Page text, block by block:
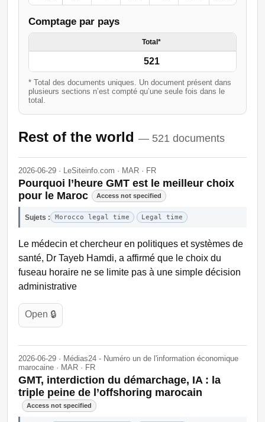
Comptage par pays
Total*
521
* Total des documents uniques. Un document présent dans
plusieurs sections n’est compté qu’une seule fois dans le
total.
Rest of the world — 521 documents
2026-06-29 · LeSiteinfo.com · MAR · FR
Pourquoi l’heure GMT est le meilleur choix
pour le Maroc
Access not specified
Sujets : Morocco legal time Legal time
Le médecin et chercheur en politiques et systèmes de
santé, Dr Tayeb Hamdi, a affirmé que le choix du
fuseau horaire ne se limite pas à une simple décision
administrative
Open 🔒
2026-06-29 · Médias24 - Numéro un de l'information économique
marocaine · MAR · FR
GMT, interdiction du démarchage, IA : la
triple peine de l’offshoring marocain
Access not specified